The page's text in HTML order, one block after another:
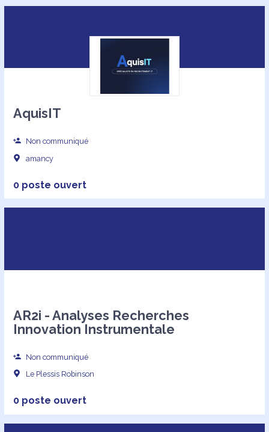
AquisIT
Non communiqué
amancy
0 poste ouvert
AR2i - Analyses Recherches
Innovation Instrumentale
Non communiqué
Le Plessis Robinson
0 poste ouvert